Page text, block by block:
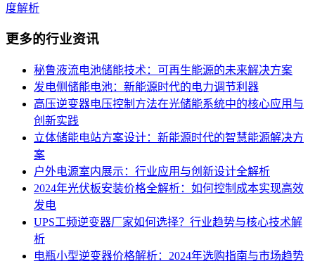
度解析
更多的行业资讯
秘鲁液流电池储能技术：可再生能源的未来解决方案
发电侧储能电池：新能源时代的电力调节利器
高压逆变器电压控制方法在光储能系统中的核心应用与
创新实践
立体储能电站方案设计：新能源时代的智慧能源解决方
案
户外电源室内展示：行业应用与创新设计全解析
2024年光伏板安装价格全解析：如何控制成本实现高效
发电
UPS工频逆变器厂家如何选择？行业趋势与核心技术解
析
电瓶小型逆变器价格解析：2024年选购指南与市场趋势